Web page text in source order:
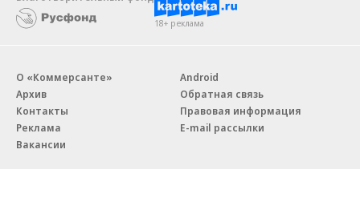
18+ реклама
О «Коммерсанте»
Архив
Контакты
Реклама
Вакансии
Android
Обратная связь
Правовая информация
E-mail рассылки